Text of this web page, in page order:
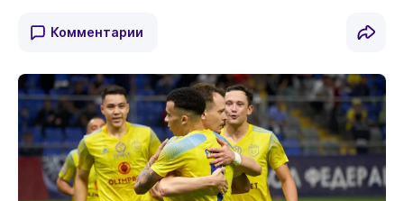
Комментарии